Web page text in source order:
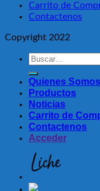
Carrito de
Contactenos
Copyright 2022
Buscar
Quienes Somos
Productos
Noticias
Carrito de
Contactenos
Acceder